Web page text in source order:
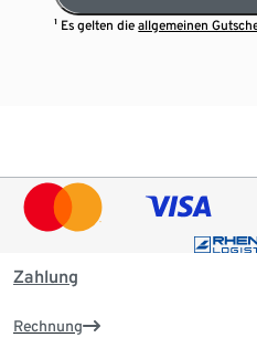
¹ Es gelten dieallgemeinen
Zahlung
Rechnung